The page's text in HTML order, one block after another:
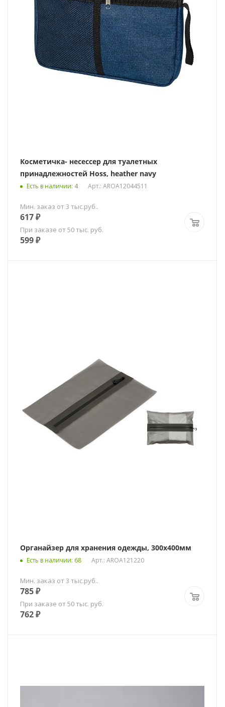
Косметичка- несессер для туалетных
принадлежностей Hoss, heather navy
Есть в наличии: 4 Арт.: AROA12044511
Мин. заказ от 3 тыс.руб..
617₽
При заказе от 50 тыс. руб.
599₽
Органайзер для хранения одежды, 300х400мм
Есть в наличии: 68 Арт.: AROA121220
Мин. заказ от 3 тыс.руб..
785₽
При заказе от 50 тыс. руб.
762₽